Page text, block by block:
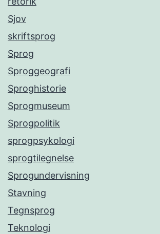
Sjov
skriftsprog
Sprog
Sproggeografi
Sproghistorie
Sprogmuseum
Sprogpolitik
sprogpsykologi
sprogtilegnelse
Sprogundervisning
Stavning
Tegnsprog
Teknologi